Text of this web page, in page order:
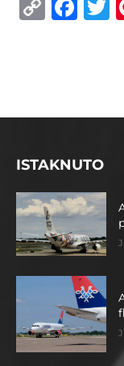
Copy
ISTAKNUTO